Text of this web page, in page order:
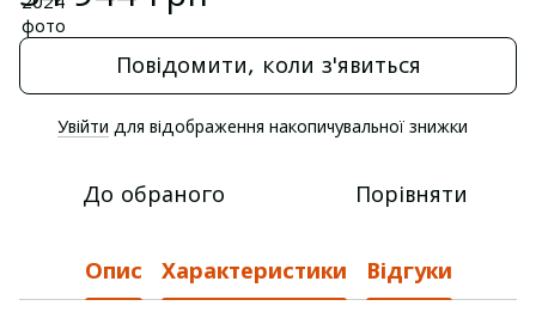
Повідомити, коли з'явиться
Увійти для відображення накопичувальної знижки
До обраного Порівняти
Опис Характеристики Відгуки